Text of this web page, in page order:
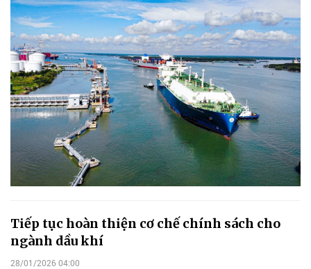
Tiếp tục hoàn thiện cơ chế chính sách cho
ngành dầu khí
28/01/2026 04:00